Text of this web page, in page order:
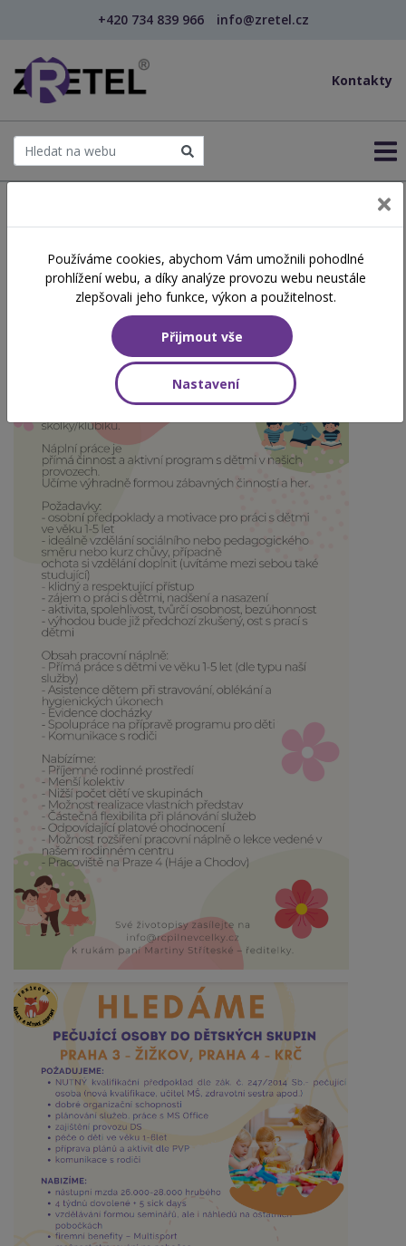
+420 734 839 966 info@zretel.cz
Kontakty
Inzerce práce
Nabídka pracovních míst
Používáme cookies, abychom Vám umožnili pohodlné
prohlížení webu, a díky analýze provozu webu neustále
zlepšovali jeho funkce, výkon a použitelnost.
Přijmout vše
Nastavení